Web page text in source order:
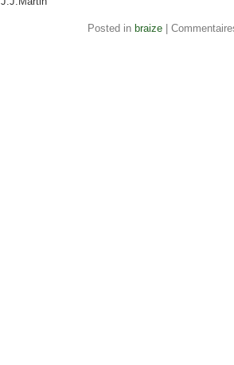
Posted in braize|